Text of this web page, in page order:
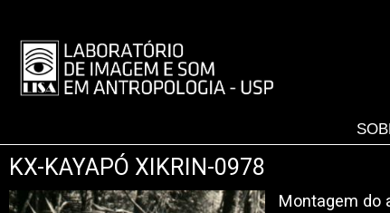
para
conteúdo
LISA
MENU
KX-KAYAPÓ XIKRIN-0978
Montagem do